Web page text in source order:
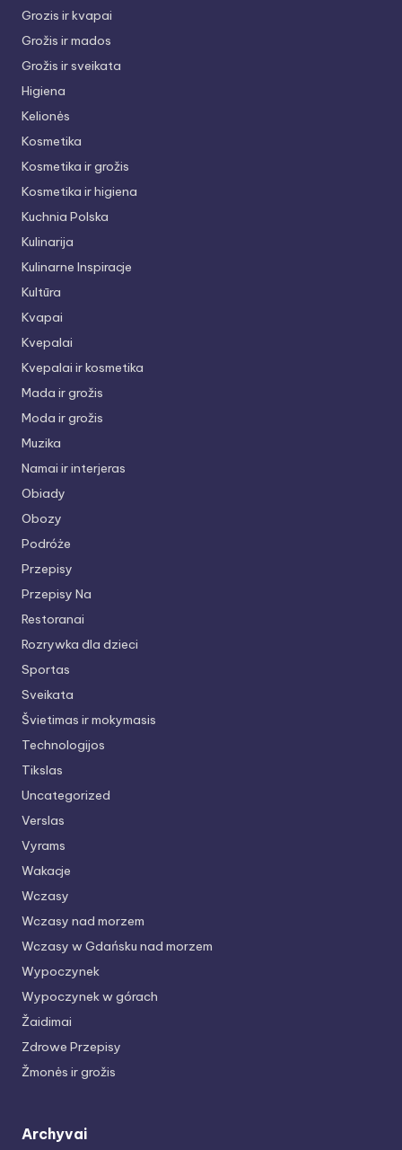
Grozis ir kvapai
Grožis ir mados
Grožis ir sveikata
Higiena
Kelionės
Kosmetika
Kosmetika ir grožis
Kosmetika ir higiena
Kuchnia Polska
Kulinarija
Kulinarne Inspiracje
Kultūra
Kvapai
Kvepalai
Kvepalai ir kosmetika
Mada ir grožis
Moda ir grožis
Muzika
Namai ir interjeras
Obiady
Obozy
Podróże
Przepisy
Przepisy Na
Restoranai
Rozrywka dla dzieci
Sportas
Sveikata
Švietimas ir mokymasis
Technologijos
Tikslas
Uncategorized
Verslas
Vyrams
Wakacje
Wczasy
Wczasy nad morzem
Wczasy w Gdańsku nad morzem
Wypoczynek
Wypoczynek w górach
Žaidimai
Zdrowe Przepisy
Žmonės ir grožis
Archyvai